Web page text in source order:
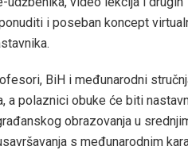
i poseban koncept
BiH i međunarodni
a polaznici obuke će biti
obrazovanja u
s međunarodnim